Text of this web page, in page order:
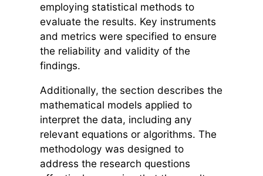
employing statistical methods to
evaluate the results. Key instruments
and metrics were specified to ensure
the reliability and validity of the
findings.
Additionally, the section describes the
mathematical models applied to
interpret the data, including any
relevant equations or algorithms. The
methodology was designed to
address the research questions